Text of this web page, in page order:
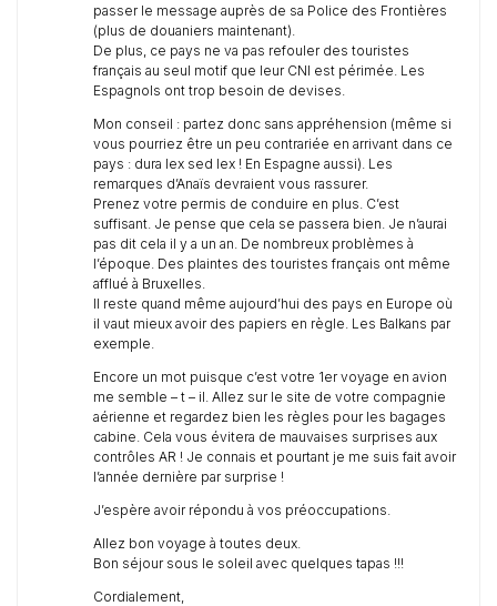
passer le message auprès de sa Police des Frontières
(plus de douaniers maintenant).
De plus, ce pays ne va pas refouler des touristes
français au seul motif que leur CNI est périmée. Les
Espagnols ont trop besoin de devises.
Mon conseil : partez donc sans appréhension (même si
vous pourriez être un peu contrariée en arrivant dans ce
pays : dura lex sed lex ! En Espagne aussi). Les
remarques d’Anaïs devraient vous rassurer.
Prenez votre permis de conduire en plus. C’est
suffisant. Je pense que cela se passera bien. Je n’aurai
pas dit cela il y a un an. De nombreux problèmes à
l’époque. Des plaintes des touristes français ont même
afflué à Bruxelles.
Il reste quand même aujourd’hui des pays en Europe où
il vaut mieux avoir des papiers en règle. Les Balkans par
exemple.
Encore un mot puisque c’est votre 1er voyage en avion
me semble – t – il. Allez sur le site de votre compagnie
aérienne et regardez bien les règles pour les bagages
cabine. Cela vous évitera de mauvaises surprises aux
contrôles AR ! Je connais et pourtant je me suis fait avoir
l’année dernière par surprise !
J’espère avoir répondu à vos préoccupations.
Allez bon voyage à toutes deux.
Bon séjour sous le soleil avec quelques tapas !!!
Cordialement,